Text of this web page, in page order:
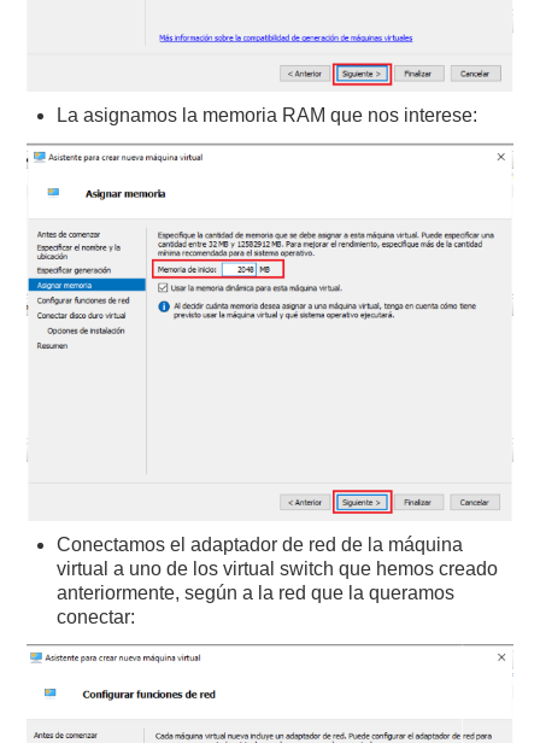
La asignamos la memoria RAM que nos interese:
Conectamos el adaptador de red de la máquina
virtual a uno de los virtual switch que hemos creado
anteriormente, según a la red que la queramos
conectar: